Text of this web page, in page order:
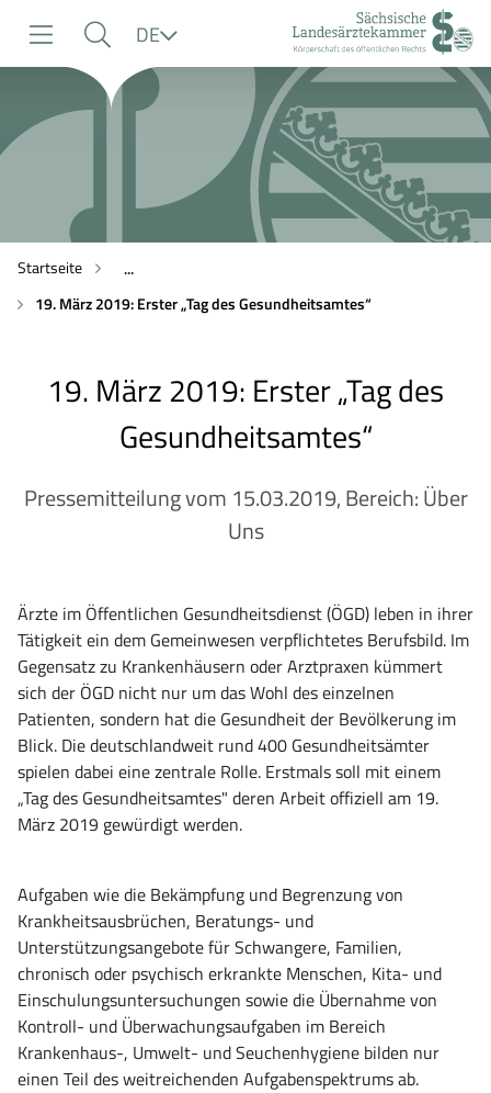
Navigation
Suche
Inhalt
DE
Startseite
...
19. März 2019: Erster „Tag des Gesundheitsamtes“
19. März 2019: Erster „Tag des
Gesundheitsamtes“
Pressemitteilung vom 15.03.2019, Bereich: Über
Uns
Ärzte im Öffentlichen Gesundheitsdienst (ÖGD) leben in ihrer
Tätigkeit ein dem Gemeinwesen verpflichtetes Berufsbild. Im
Gegensatz zu Krankenhäusern oder Arztpraxen kümmert
sich der ÖGD nicht nur um das Wohl des einzelnen
Patienten, sondern hat die Gesundheit der Bevölkerung im
Blick. Die deutschlandweit rund 400 Gesundheitsämter
spielen dabei eine zentrale Rolle. Erstmals soll mit einem
„Tag des Gesundheitsamtes" deren Arbeit offiziell am 19.
März 2019 gewürdigt werden.
Aufgaben wie die Bekämpfung und Begrenzung von
Krankheitsausbrüchen, Beratungs- und
Unterstützungsangebote für Schwangere, Familien,
chronisch oder psychisch erkrankte Menschen, Kita- und
Einschulungsuntersuchungen sowie die Übernahme von
Kontroll- und Überwachungsaufgaben im Bereich
Krankenhaus-, Umwelt- und Seuchenhygiene bilden nur
einen Teil des weitreichenden Aufgabenspektrums ab.